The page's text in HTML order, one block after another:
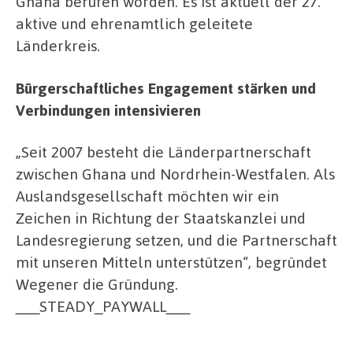
aktive und ehrenamtlich geleitete
Länderkreis.
Bürgerschaftliches Engagement stärken und
Verbindungen intensivieren
„Seit 2007 besteht die Länderpartnerschaft
zwischen Ghana und Nordrhein-Westfalen. Als
Auslandsgesellschaft möchten wir ein
Zeichen in Richtung der Staatskanzlei und
Landesregierung setzen, und die Partnerschaft
mit unseren Mitteln unterstützen“, begründet
Wegener die Gründung.
___STEADY_PAYWALL___